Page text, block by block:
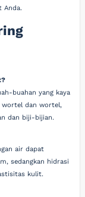
Anda.
buahan yang kaya
wortel dan wortel,
dan biji-bijian.
air dapat
sedangkan hidrasi
kulit.